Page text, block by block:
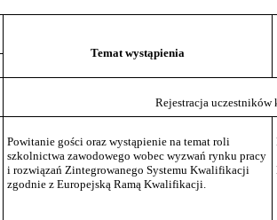
Temat wystąpienia
Rejestracja uczestników
Powitanie gości oraz wystąpienie na temat roli
szkolnictwa zawodowego wobec wyzwań rynku pracy
i rozwiązań Zintegrowanego Systemu Kwalifikacji
zgodnie z Europejską Ramą Kwalifikacji.